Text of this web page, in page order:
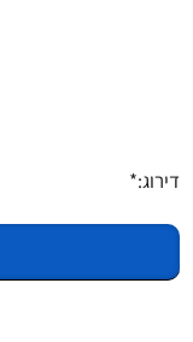
דירוג: